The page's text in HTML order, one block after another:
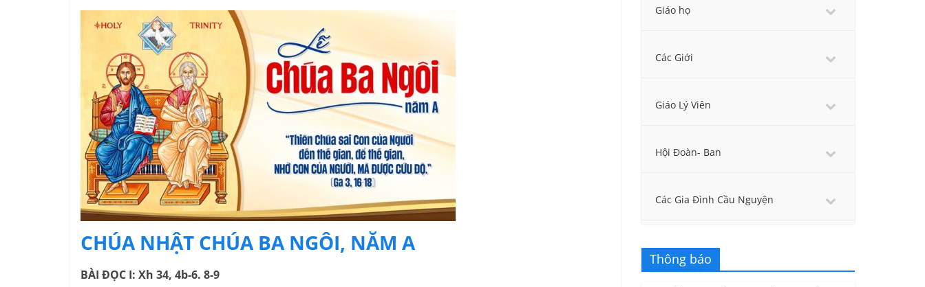
CHÚA NHẬT CHÚA BA NGÔI, NĂM A
BÀI ĐỌC I: Xh 34, 4b-6. 8-9
Giáo họ
Các Giới
Giáo Lý Viên
Hội Đoàn- Ban
Các Gia Đình Cầu Nguyện
Thông báo